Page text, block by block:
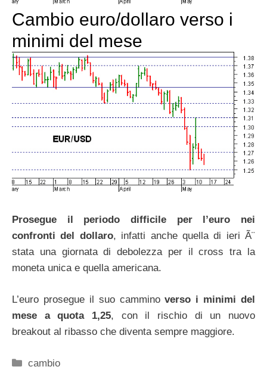
Cambio euro/dollaro verso i
minimi del mese
Prosegue il periodo difficile per l’euro nei
confronti del dollaro, infatti anche quella di ieri Ã¨
stata una giornata di debolezza per il cross tra la
moneta unica e quella americana.
L’euro prosegue il suo camminoverso i minimi del
mese a quota 1,25, con il rischio di un nuovo
breakout al ribasso che diventa sempre maggiore.
Categorie
cambio